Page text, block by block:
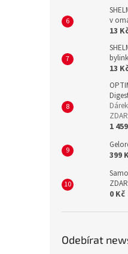
v
13
13
1
399
0 Kč
Odebírat